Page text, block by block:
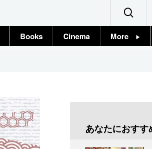
Books Cinema More
東京
あなたにおすす